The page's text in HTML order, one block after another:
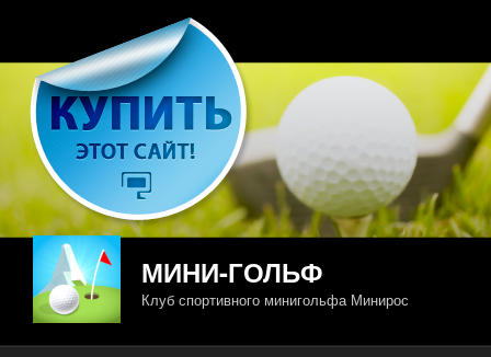
содержимому
МИНИ-ГОЛЬФ
Клуб спортивного минигольфа Минирос